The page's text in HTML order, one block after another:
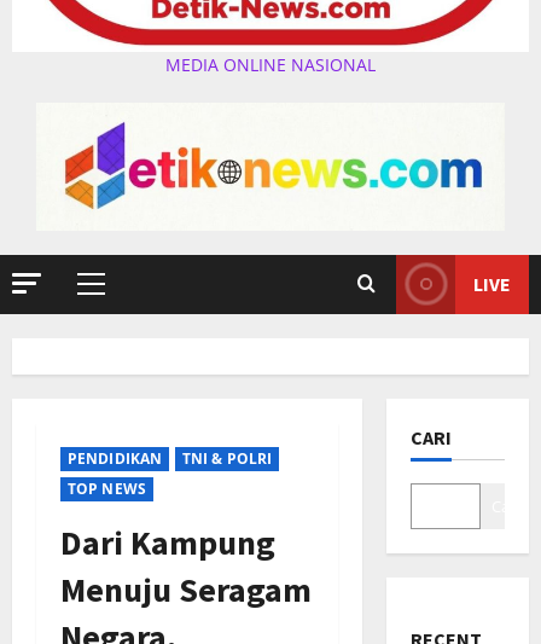
MEDIA ONLINE NASIONAL
Primary
LIVE
PENDIDIKAN
TNI & POLRI
TOP NEWS
Dari Kampung
Menuju Seragam
CARI
RECENT